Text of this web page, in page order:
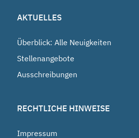
AKTUELLES
Überblick: Alle Neuigkeiten
Stellenangebote
Ausschreibungen
RECHTLICHE HINWEISE
Impressum